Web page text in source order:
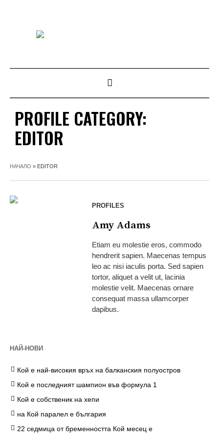
PROFILE CATEGORY:
EDITOR
НАЧАЛО » EDITOR
PROFILES
Amy Adams
Etiam eu molestie eros, commodo
hendrerit sapien. Maecenas tempus
leo ac nisi iaculis porta. Sed sapien
tortor, aliquet a velit ut, lacinia
molestie velit. Maecenas ornare
consequat massa ullamcorper
dapibus.
НАЙ-НОВИ
Кой е най-високия връх на балканския полуостров
Кой е последният шампион във формула 1
Кой е собственик на хепи
на Кой паралел е българия
22 седмица от бременността Кой месец е